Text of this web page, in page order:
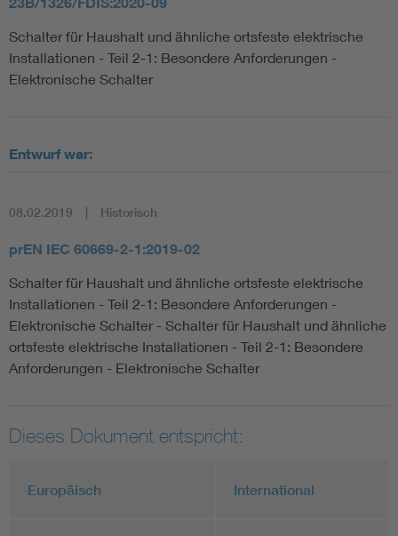
Schalter für Haushalt und ähnliche ortsfeste elektrische
Installationen - Teil 2-1: Besondere Anforderungen -
Elektronische Schalter
Entwurf war:
08.02.2019 Historisch
prEN IEC 60669-2-1:2019-02
Schalter für Haushalt und ähnliche ortsfeste elektrische
Installationen - Teil 2-1: Besondere Anforderungen -
Elektronische Schalter - Schalter für Haushalt und ähnliche
ortsfeste elektrische Installationen - Teil 2-1: Besondere
Anforderungen - Elektronische Schalter
Dieses Dokument entspricht:
Europäisch International